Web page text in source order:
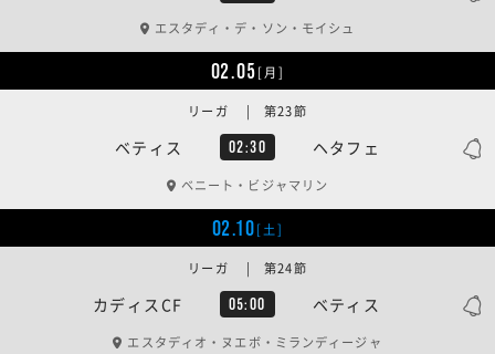
エスタディ・デ・ソン・モイシュ
02.05[月]
ベティス 02:30 ヘタフェ
リーガ | 第23節
ベニート・ビジャマリン
02.10[土]
カディスCF 05:00 ベティス
リーガ | 第24節
エスタディオ・ヌエボ・ミランディージャ